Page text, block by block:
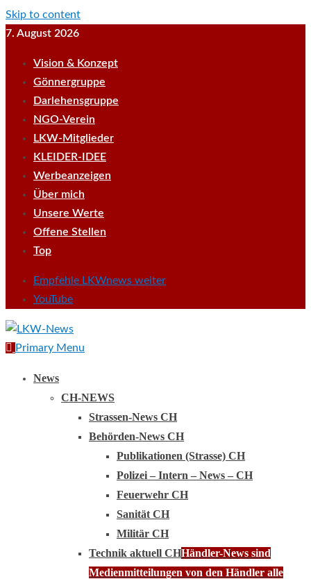
Skip to content
7. August 2026
Vision & Konzept
Gönnergruppe
Darlehensgruppe
NGO-Verein
LKW-Mitglieder
KLEIDER-IDEE
Werbeanzeigen
Über mich
Unsere Werte
Offene Stellen
Top
Empfehle LKWnews weiter
YouTube
Primary Menu
News
CH-NEWS
Strassen-News CH
Behörden-News CH
Publikationen (Strasse) CH
Polizei – Intern – News – CH
Feuerwehr CH
Sanität CH
Militär CH
Technik aktuell CHHändler-News sind
Medienmitteilungen von den Händler alle